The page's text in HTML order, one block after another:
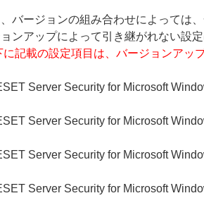
バージョンの組み合わせによっては
ンアップによって引き継がれない設
記載の設定項目は、バージョンアッ
Server Security for Microsoft
Server Security for Microsoft
Server Security for Microsoft
Server Security for Microsoft